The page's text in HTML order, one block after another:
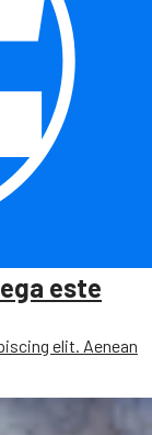
este
elit. Aenean